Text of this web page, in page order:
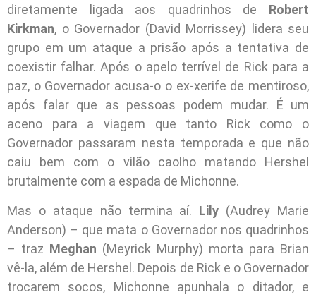
diretamente ligada aos quadrinhos de Robert
Kirkman, o Governador (David Morrissey) lidera seu
grupo em um ataque a prisão após a tentativa de
coexistir falhar. Após o apelo terrível de Rick para a
paz, o Governador acusa-o o ex-xerife de mentiroso,
após falar que as pessoas podem mudar. É um
aceno para a viagem que tanto Rick como o
Governador passaram nesta temporada e que não
caiu bem com o vilão caolho matando Hershel
brutalmente com a espada de Michonne.
Mas o ataque não termina aí. Lily (Audrey Marie
Anderson) – que mata o Governador nos quadrinhos
– traz Meghan (Meyrick Murphy) morta para Brian
vê-la, além de Hershel. Depois de Rick e o Governador
trocarem socos, Michonne apunhala o ditador, e